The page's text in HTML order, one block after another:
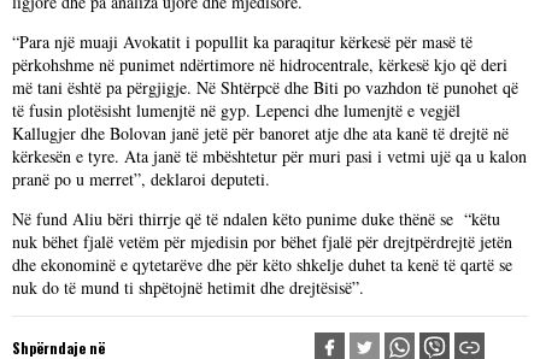
“Para një muaji Avokatit i popullit ka paraqitur kërkesë për masë të
përkohshme në punimet ndërtimore në hidrocentrale, kërkesë kjo që deri
më tani është pa përgjigje. Në Shtërpcë dhe Biti po vazhdon të punohet që
të fusin plotësisht lumenjtë në gyp. Lepenci dhe lumenjtë e vegjël
Kallugjer dhe Bolovan janë jetë për banoret atje dhe ata kanë të drejtë në
kërkesën e tyre. Ata janë të mbështetur për muri pasi i vetmi ujë qa u kalon
pranë po u merret”, deklaroi deputeti.
Në fund Aliu bëri thirrje që të ndalen këto punime duke thënë se “këtu
nuk bëhet fjalë vetëm për mjedisin por bëhet fjalë për drejtpërdrejtë jetën
dhe ekonominë e qytetarëve dhe për këto shkelje duhet ta kenë të qartë se
nuk do të mund ti shpëtojnë hetimit dhe drejtësisë”.
Shpërndaje në